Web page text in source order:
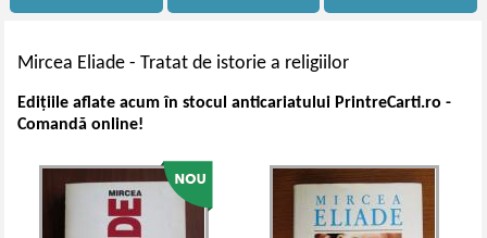
Mircea Eliade -Tratat de istorie a religiilor
Edițiile aflate acum în stocul anticariatului PrintreCarti.ro -
Comandă online!